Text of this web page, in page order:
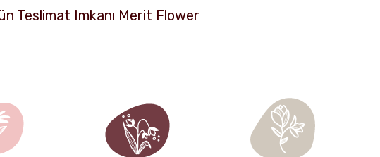
Teslimat Imkanı Merit Flower